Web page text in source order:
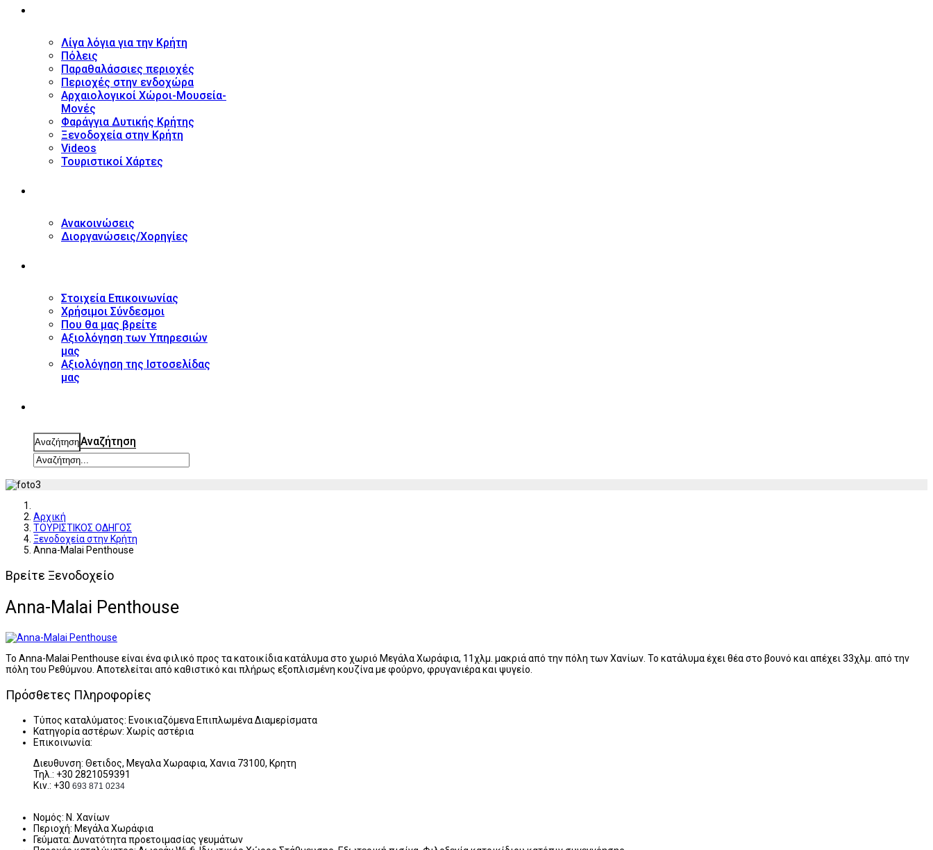
Λίγα λόγια για την Κρήτη
Πόλεις
Παραθαλάσσιες περιοχές
Περιοχές στην ενδοχώρα
Αρχαιολογικοί Χώροι-Μουσεία-
Μονές
Φαράγγια Δυτικής Κρήτης
Ξενοδοχεία στην Κρήτη
Videos
Τουριστικοί Χάρτες
Ανακοινώσεις
Διοργανώσεις/Χορηγίες
Στοιχεία Επικοινωνίας
Χρήσιμοι Σύνδεσμοι
Που θα μας βρείτε
Αξιολόγηση των Υπηρεσιών
μας
Αξιολόγηση της Ιστοσελίδας
μας
ΑναζήτησηΑναζήτηση
Αρχική
ΤΟΥΡΙΣΤΙΚΟΣ ΟΔΗΓΟΣ
Ξενοδοχεία στην Κρήτη
Anna-Malai Penthouse
Βρείτε Ξενοδοχείο
Anna-Malai Penthouse
Το Anna-Malai Penthouse είναι ένα φιλικό προς τα κατοικίδια κατάλυμα στο χωριό Μεγάλα Χωράφια, 11χλμ. μακριά από την πόλη των Χανίων. Το κατάλυμα έχει θέα στο βουνό και απέχει 33χλμ. από την
πόλη του Ρεθύμνου. Αποτελείται από καθιστικό και πλήρως εξοπλισμένη κουζίνα με φούρνο, φρυγανιέρα και ψυγείο.
Πρόσθετες Πληροφορίες
Τύπος καταλύματος: Ενοικιαζόμενα Επιπλωμένα Διαμερίσματα
Κατηγορία αστέρων: Χωρίς αστέρια
Επικοινωνία:
Διευθυνση: Θετιδος, Μεγαλα Χωραφια, Χανια 73100, Κρητη
Τηλ.: +30 2821059391
Κιν.: +30 693 871 0234
Νομός: Ν. Χανίων
Περιοχή: Mεγάλα Χωράφια
Γεύματα: Δυνατότητα προετοιμασίας γευμάτων